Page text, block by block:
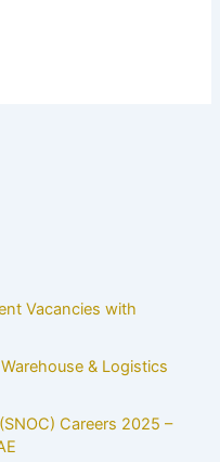
Vacancies with
& Logistics
Careers 2025 –